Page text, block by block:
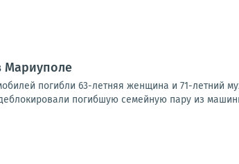
Мариуполе
погибли 63-летняя женщина и 71-летний
погибшую семейную пару из